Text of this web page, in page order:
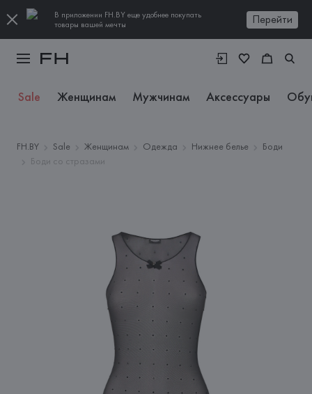
В приложении FH.BY еще удобнее покупать
товары вашей мечты
Перейти
Sale Женщинам Мужчинам Аксессуары
FH.BY Sale Женщинам Одежда Нижнее белье
Боди
Боди со стразами